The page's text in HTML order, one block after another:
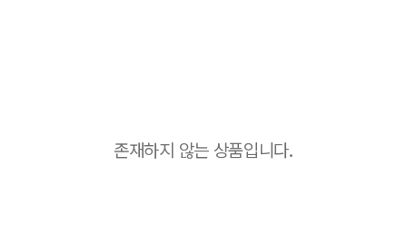
존재하지 않는 상품입니다.